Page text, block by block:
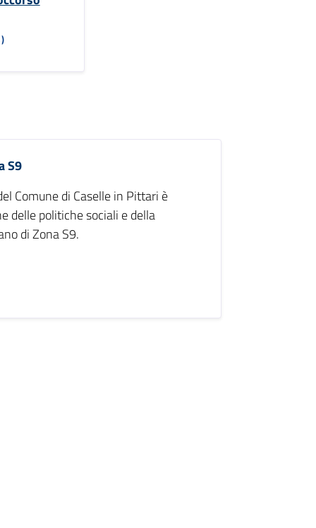
S9
Comune di Caselle in Pittari è
delle politiche sociali e della
di Zona S9.